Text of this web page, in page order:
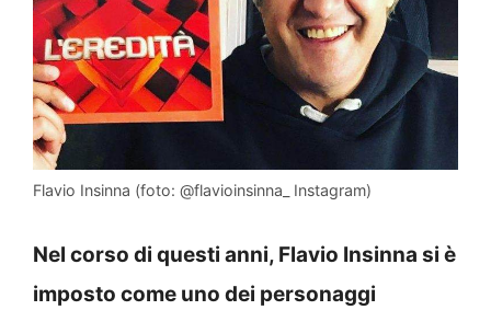
Flavio Insinna (foto: @flavioinsinna_ Instagram)
Nel corso di questi anni, Flavio Insinna si è
imposto come uno dei personaggi